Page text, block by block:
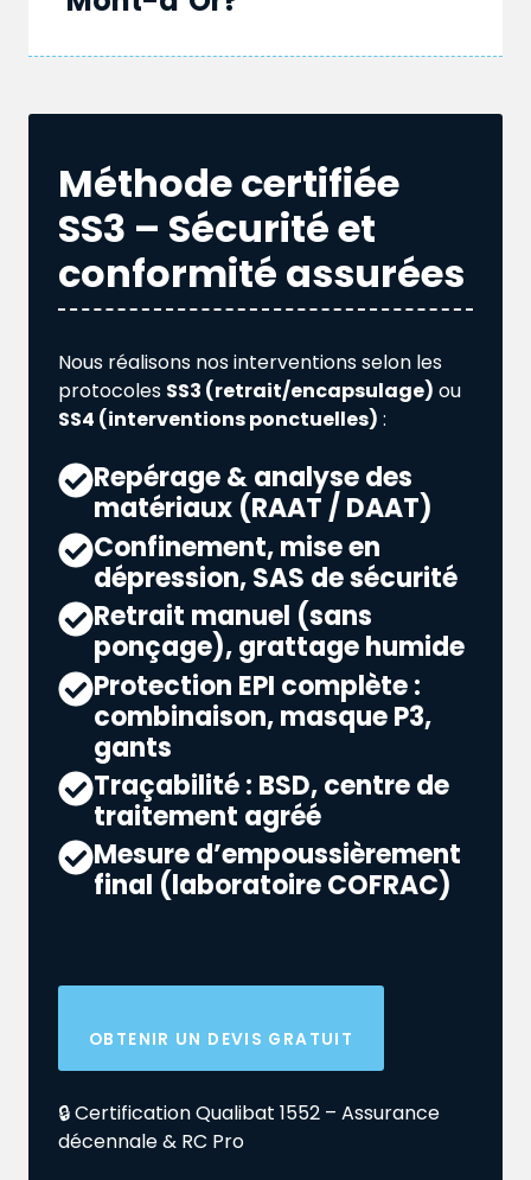
Méthode certifiée
SS3 – Sécurité et
conformité assurées
Nous réalisons nos interventions selon les
protocoles SS3 (retrait/encapsulage) ou
SS4 (interventions ponctuelles) :
Repérage & analyse des
matériaux (RAAT / DAAT)
Confinement, mise en
dépression, SAS de sécurité
Retrait manuel (sans
ponçage), grattage humide
Protection EPI complète :
combinaison, masque P3,
gants
Traçabilité : BSD, centre de
traitement agréé
Mesure d’empoussièrement
final (laboratoire COFRAC)
OBTENIR UN DEVIS GRATUIT
🔒 Certification Qualibat 1552 – Assurance
décennale & RC Pro